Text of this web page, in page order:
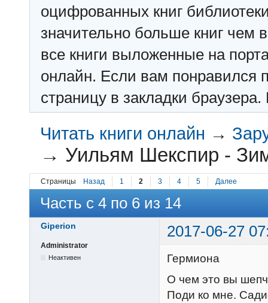
оцифрованных книг
значительно больше книг чем
все книги выложенные на
онлайн. Если вам понравился
страницу в закладки
Читать книги онлайн →
→ Уильям Шекспир -
Страницы Назад 1 2 3 4 5 Далее
Часть с 4 по 6 из 14
Giperion 2017-06-27
Administrator
Неактивен
Гермиона
О чем это вы
Поди ко мне.